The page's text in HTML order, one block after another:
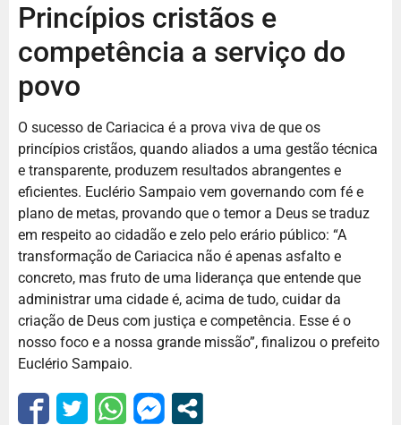
Princípios cristãos e
competência a serviço do
povo
O sucesso de Cariacica é a prova viva de que os
princípios cristãos, quando aliados a uma gestão técnica
e transparente, produzem resultados abrangentes e
eficientes. Euclério Sampaio vem governando com fé e
plano de metas, provando que o temor a Deus se traduz
em respeito ao cidadão e zelo pelo erário público: “A
transformação de Cariacica não é apenas asfalto e
concreto, mas fruto de uma liderança que entende que
administrar uma cidade é, acima de tudo, cuidar da
criação de Deus com justiça e competência. Esse é o
nosso foco e a nossa grande missão”, finalizou o prefeito
Euclério Sampaio.